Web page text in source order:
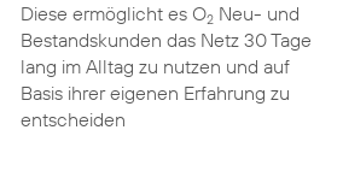
Diese ermöglicht es O2Neu- und
Bestandskunden das Netz 30 Tage
lang im Alltag zu nutzen und auf
Basis ihrer eigenen Erfahrung zu
entscheiden